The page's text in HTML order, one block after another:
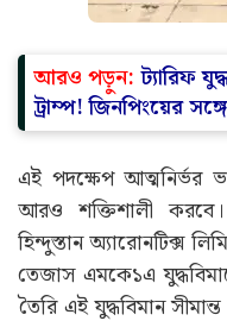
আরও পড়ুন: ট্যারিফ
ট্রাম্প! জিনপিংয়ের
এই পদক্ষেপ আত্মনির্ভর
আরও শক্তিশালী করবে।
হিন্দুস্তান অ্যারোনটিক্স
তেজাস এমকে১এ
তৈরি এই যুদ্ধবিমান